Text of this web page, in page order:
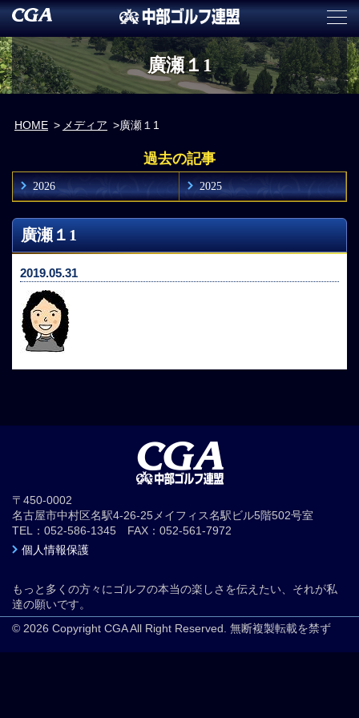
廣瀬１1
HOME メディア 廣瀬１1
過去の記事
2026 2025
廣瀬１1
2019.05.31
〒450-0002
名古屋市中村区名駅4-26-25メイフィス名駅ビル5階502号室
TEL：052-586-1345 FAX：052-561-7972
個人情報保護
もっと多くの方々にゴルフの本当の楽しさを伝えたい、それが私
達の願いです。
© 2026 Copyright CGA All Right Reserved. 無断複製転載を禁ず